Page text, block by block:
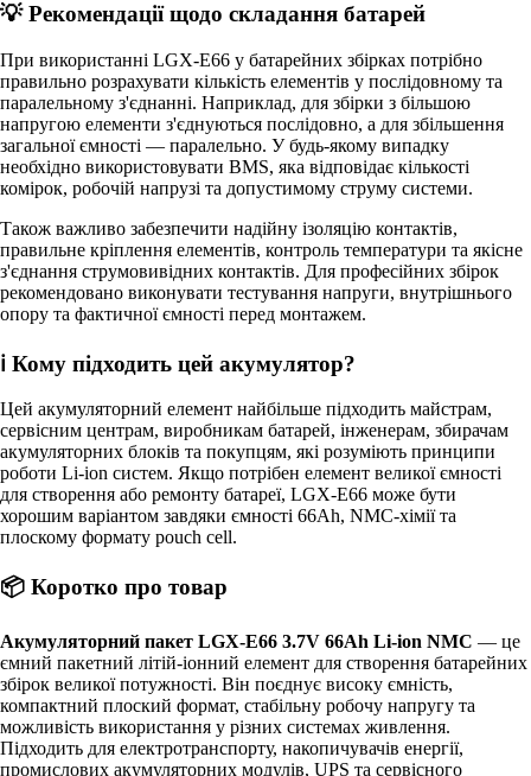
💡 Рекомендації щодо складання батарей
При використанні LGX-E66 у батарейних збірках потрібно
правильно розрахувати кількість елементів у послідовному та
паралельному з'єднанні. Наприклад, для збірки з більшою
напругою елементи з'єднуються послідовно, а для збільшення
загальної ємності — паралельно. У будь-якому випадку
необхідно використовувати BMS, яка відповідає кількості
комірок, робочій напрузі та допустимому струму системи.
Також важливо забезпечити надійну ізоляцію контактів,
правильне кріплення елементів, контроль температури та якісне
з'єднання струмовивідних контактів. Для професійних збірок
рекомендовано виконувати тестування напруги, внутрішнього
опору та фактичної ємності перед монтажем.
ℹ Кому підходить цей акумулятор?
Цей акумуляторний елемент найбільше підходить майстрам,
сервісним центрам, виробникам батарей, інженерам, збирачам
акумуляторних блоків та покупцям, які розуміють принципи
роботи Li-ion систем. Якщо потрібен елемент великої ємності
для створення або ремонту батареї, LGX-E66 може бути
хорошим варіантом завдяки ємності 66Ah, NMC-хімії та
плоскому формату pouch cell.
📦 Коротко про товар
Акумуляторний пакет LGX-E66 3.7V 66Ah Li-ion NMC — це
ємний пакетний літій-іонний елемент для створення батарейних
збірок великої потужності. Він поєднує високу ємність,
компактний плоский формат, стабільну робочу напругу та
можливість використання у різних системах живлення.
Підходить для електротранспорту, накопичувачів енергії,
промислових акумуляторних модулів, UPS та сервісного